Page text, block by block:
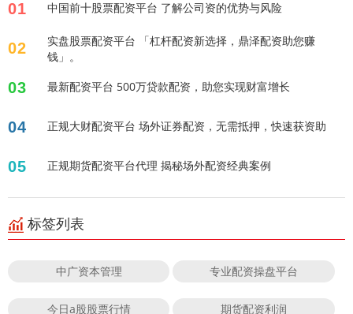
01 中国前十股票配资平台 了解公司资的优势与风险
02
实盘股票配资平台 「杠杆配资新选择，鼎泽配资助您赚
钱」。
03 最新配资平台 500万贷款配资，助您实现财富增长
04 正规大财配资平台 场外证券配资，无需抵押，快速获资助
05 正规期货配资平台代理 揭秘场外配资经典案例
标签列表
中广资本管理 专业配资操盘平台
今日a股股票行情 期货配资利润